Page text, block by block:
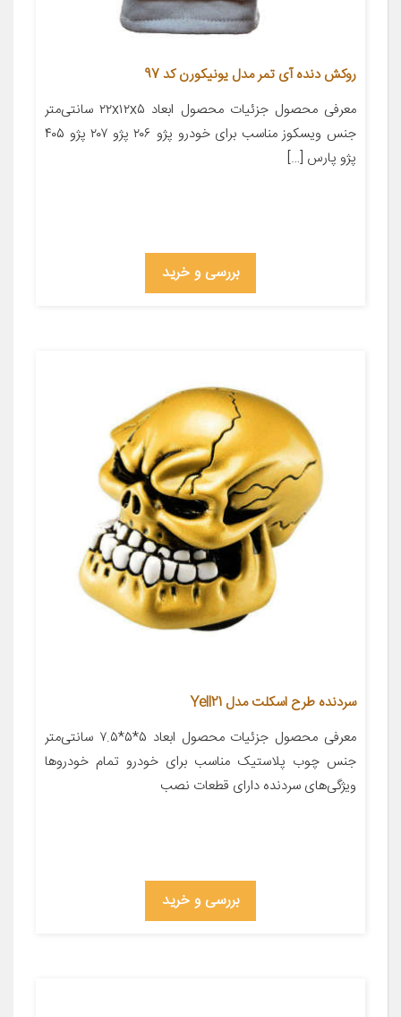
روکش دنده آی تمر مدل یونیکورن کد 97
معرفی محصول جزئیات محصول ابعاد ۲۲x۱۲x۵ سانتی‌متر
جنس ویسکوز مناسب برای خودرو پژو ۲۰۶ پژو ۲۰۷ پژو ۴۰۵
پژو پارس […]
بررسی و خرید
سردنده طرح اسکلت مدل Yell21
معرفی محصول جزئیات محصول ابعاد ۵*۵*۷.۵ سانتی‌متر
جنس چوب پلاستیک مناسب برای خودرو تمام خودروها
ویژگی‌های سردنده دارای قطعات نصب
بررسی و خرید